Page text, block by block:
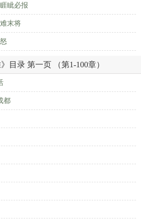
眦必报
末将
目录 第一页 （第1-100章）
都